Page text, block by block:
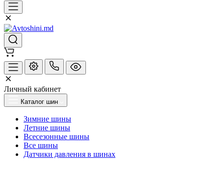
Личный кабинет
Каталог шин
Зимние шины
Летние шины
Всесезонные шины
Все шины
Датчики давления в шинах